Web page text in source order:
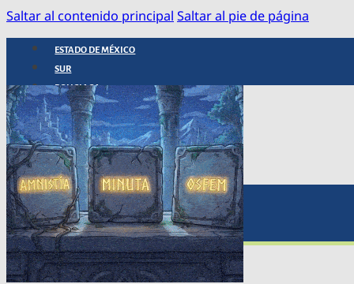
Saltar al contenido principal Saltar al pie de página
ESTADO DE MÉXICO
SUR
POLICIACA
NACIONAL
INTERNACIONAL
ARTE, CIENCIA Y TECNOLOGÍA
COLUMNAS
BAJO LA LUPA
RASTROS Y ROSTROS
VÍNCULOS ANIMALES